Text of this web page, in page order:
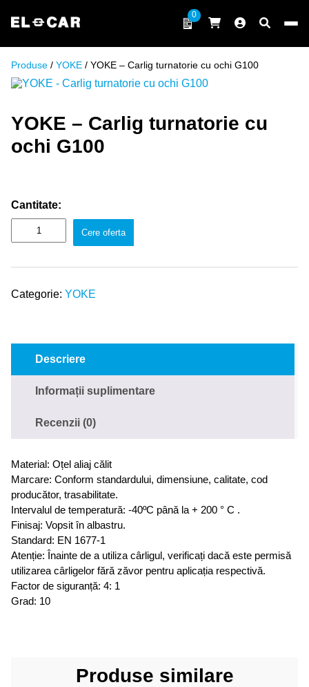
ELCAR
0
Produse / YOKE / YOKE – Carlig turnatorie cu ochi G100
YOKE – Carlig turnatorie cu
ochi G100
Cantitate:
Cere oferta
Categorie: YOKE
Descriere
Informații suplimentare
Recenzii (0)
Material: Oțel aliaj călit
Marcare: Conform standardului, dimensiune, calitate, cod
producător, trasabilitate.
Intervalul de temperatură: -40ºC până la + 200 ° C .
Finisaj: Vopsit în albastru.
Standard: EN 1677-1
Atenție: Înainte de a utiliza cârligul, verificați dacă este permisă
utilizarea cârligelor fără zăvor pentru aplicația respectivă.
Factor de siguranță: 4: 1
Grad: 10
Produse similare